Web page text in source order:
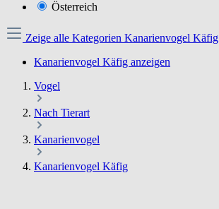
Österreich
Zeige alle Kategorien Kanarienvogel Käfig
Kanarienvogel Käfig anzeigen
Vogel
Nach Tierart
Kanarienvogel
Kanarienvogel Käfig